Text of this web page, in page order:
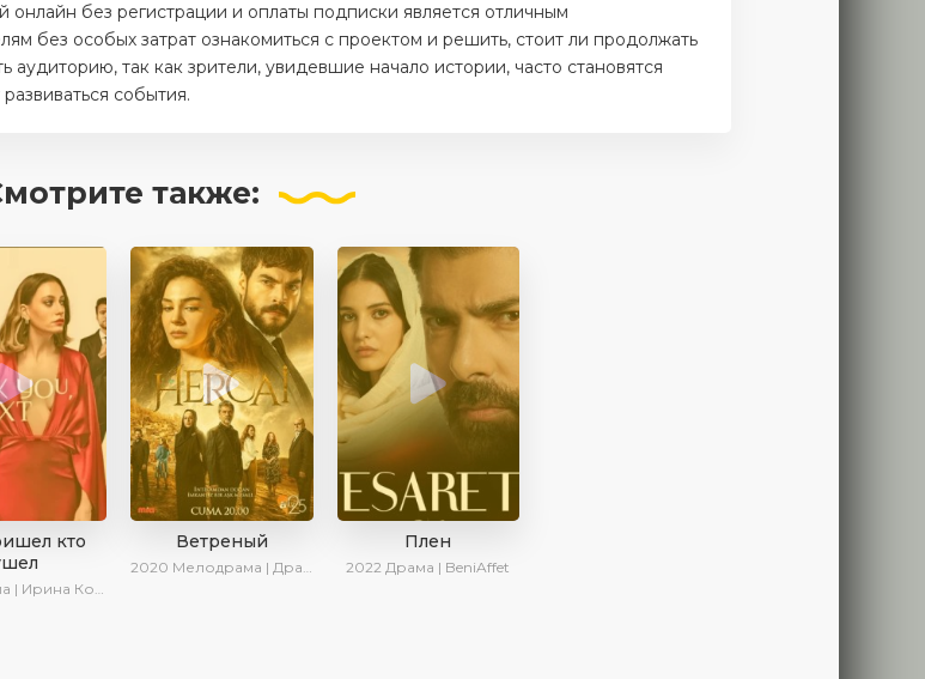
онлайн без регистрации и оплаты подписки является отличным
без особых затрат ознакомиться с проектом и решить, стоит ли продолжать
так как зрители, увидевшие начало истории, часто становятся
события.
также:
кто
| Новинки | Сериалы 2025
Ветреный
2020 Мелодрама | Драма | SesDizi | Ирина Котова | AveTurk
Плен
2022 Драма | BeniAffet